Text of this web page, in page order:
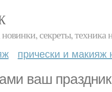
секреты, техника
прически и макияж
ваш